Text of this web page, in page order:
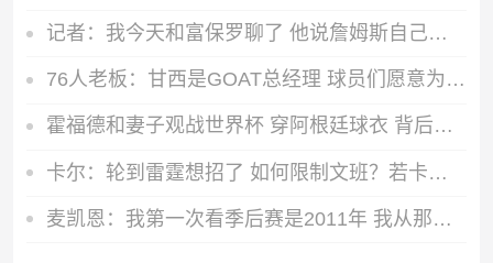
记者：我今天和富保罗聊了 他说詹姆斯自己做决定&他将全力支持
76人老板：甘西是GOAT总经理 球员们愿意为他打球&他在骑士成功过
霍福德和妻子观战世界杯 穿阿根廷球衣 背后印有“勇士”字样
卡尔：轮到雷霆想招了 如何限制文班？若卡鲁索不超神该怎么打？
麦凯恩：我第一次看季后赛是2011年 我从那时就最喜欢科比